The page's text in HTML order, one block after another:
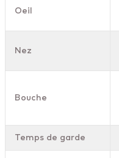
Oeil
Nez
Bouche
Temps de garde